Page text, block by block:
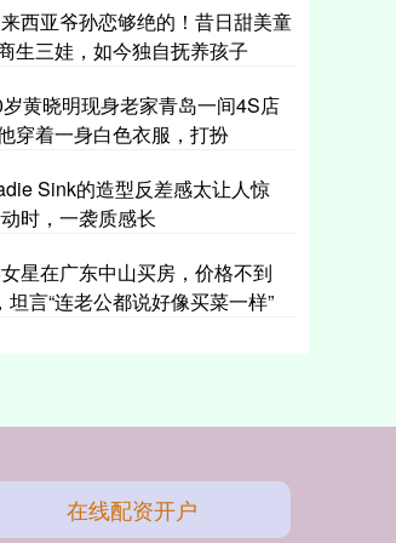
西亚爷孙恋够绝的！昔日甜美童
生三娃，如今独自抚养孩子
黄晓明现身老家青岛一间4S店
穿着一身白色衣服，打扮
Sink的造型反差感太让人惊
时，一袭质感长
星在广东中山买房，价格不到
言“连老公都说好像买菜一样”
在线配资开户